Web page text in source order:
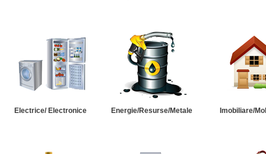
Electrice/ Electronice Energie/Resurse/Metale Imobiliare/